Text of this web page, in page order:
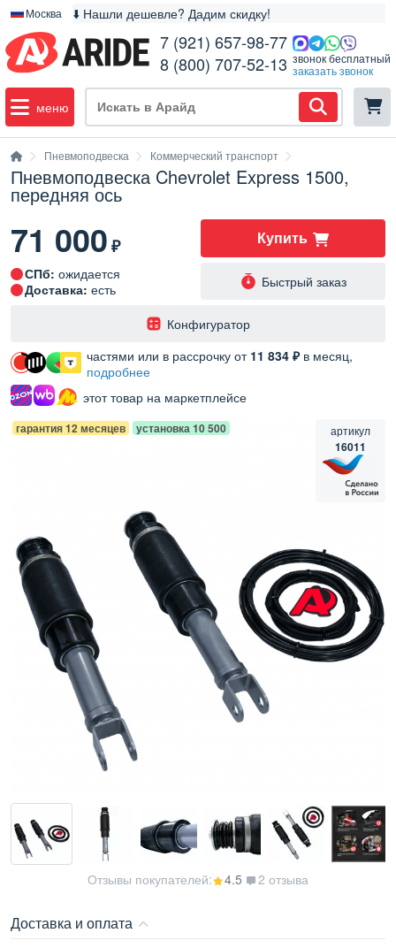
Москва ⬇️ Нашли дешевле? Дадим скидку!
7 (921) 657-98-77
8 (800) 707-52-13 звонок бесплатный
заказать звонок
меню
Пневмоподвеска Коммерческий транспорт
Пневмоподвеска Chevrolet Express 1500,
передняя ось
гарантия 12 месяцев установка 10 500 артикул
16011
Отзывы покупателей: 4.5 2 отзыва
Доставка и оплата
71 000₽ Купить
Быстрый заказ
частями или в рассрочку от 11 834 ₽в месяц,
подробнее
этот товар на маркетплейсе
СПб: ожидается
Доставка: есть
️Конфигуратор